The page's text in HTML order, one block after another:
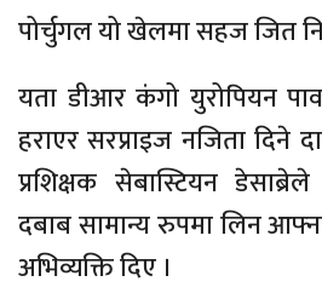
पोर्चुगल यो खेलमा सहज जित
यता डीआर कंगो युरोपियन
हराएर सरप्राइज नजिता दिने
प्रशिक्षक सेबास्टियन
दबाब सामान्य रुपमा लिन
अभिव्यक्ति दिए ।